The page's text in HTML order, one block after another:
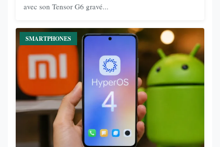
avec son Tensor G6 gravé...
SMARTPHONES